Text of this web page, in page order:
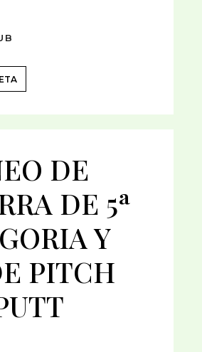
DE
DE 5ª
Y
PITCH